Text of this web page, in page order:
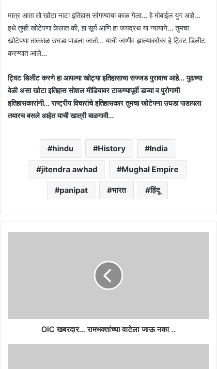
मात्र आता तो खोटा नाटा इतिहास सांगण्याचा काळ गेला… हे मोबाईल युग आहे…
इथे तुम्ही खोटेपणा केलात की, हा सूर्य आणि हा जयद्रथ या न्यायाने… तुमचा
खोटेपणा तात्काळ उघडा पाडला जातो… याची जाणीव झाल्याबरोबर हे ट्विट डिलीट
करण्यात आले…
ट्विट डिलीट करणे हा आपल्या खोट्या इतिहासाचा सज्जड पुरावाच आहे… पुढच्या
वेळी असा खोटा इतिहास सोशल मीडियावर टाकण्यापूर्वी डाव्या व पुरोगामी
इतिहासकारांनी… राष्ट्रीय विचारांचे इतिहासकार तुमचा खोटेपणा उघडा पाडायला
तयारच बसले आहेत याची खात्री बाळगावी…
hindu History India
jitendra awhad Mughal Empire
panipat भारत हिंदू
OIC खबरदार… रामभक्तांच्या वाटेला जाऊ नका ..